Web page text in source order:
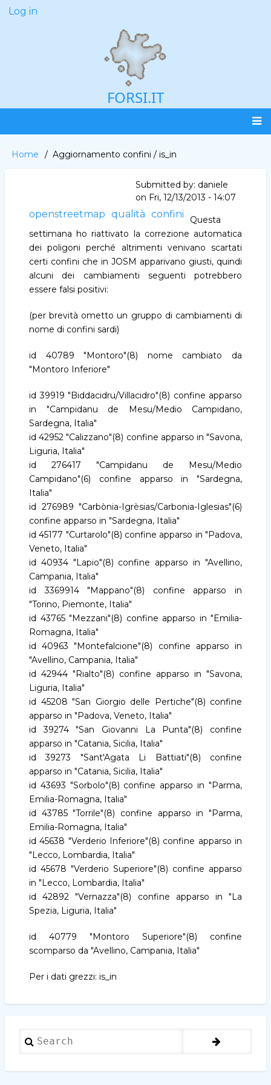
Skip
User
Log in
FORSI.IT
Main
navigation
Breadcrumb
Home Aggiornamento confini / is_in
Submitted by: daniele
on Fri, 12/13/2013 - 14:07
openstreetmap qualità confini
Questa
settimana ho riattivato la correzione automatica
dei poligoni perché altrimenti venivano scartati
certi confini che in JOSM apparivano giusti, quindi
alcuni dei cambiamenti seguenti potrebbero
essere falsi positivi:
(per brevità ometto un gruppo di cambiamenti di
nome di confini sardi)
id 40789 "Montoro"(8) nome cambiato da
"Montoro Inferiore"
id 39919 "Biddacidru/Villacidro"(8) confine apparso
in "Campidanu de Mesu/Medio Campidano,
Sardegna, Italia"
id 42952 "Calizzano"(8) confine apparso in "Savona,
Liguria, Italia"
id 276417 "Campidanu de Mesu/Medio
Campidano"(6) confine apparso in "Sardegna,
Italia"
id 276989 "Carbònia-Igrèsias/Carbonia-Iglesias"(6)
confine apparso in "Sardegna, Italia"
id 45177 "Curtarolo"(8) confine apparso in "Padova,
Veneto, Italia"
id 40934 "Lapio"(8) confine apparso in "Avellino,
Campania, Italia"
id 3369914 "Mappano"(8) confine apparso in
"Torino, Piemonte, Italia"
id 43765 "Mezzani"(8) confine apparso in "Emilia-
Romagna, Italia"
id 40963 "Montefalcione"(8) confine apparso in
"Avellino, Campania, Italia"
id 42944 "Rialto"(8) confine apparso in "Savona,
Liguria, Italia"
id 45208 "San Giorgio delle Pertiche"(8) confine
apparso in "Padova, Veneto, Italia"
id 39274 "San Giovanni La Punta"(8) confine
apparso in "Catania, Sicilia, Italia"
id 39273 "Sant'Agata Li Battiati"(8) confine
apparso in "Catania, Sicilia, Italia"
id 43693 "Sorbolo"(8) confine apparso in "Parma,
Emilia-Romagna, Italia"
id 43785 "Torrile"(8) confine apparso in "Parma,
Emilia-Romagna, Italia"
id 45638 "Verderio Inferiore"(8) confine apparso in
"Lecco, Lombardia, Italia"
id 45678 "Verderio Superiore"(8) confine apparso
in "Lecco, Lombardia, Italia"
id 42892 "Vernazza"(8) confine apparso in "La
Spezia, Liguria, Italia"
id 40779 "Montoro Superiore"(8) confine
scomparso da "Avellino, Campania, Italia"
Per i dati grezzi: is_in
Search